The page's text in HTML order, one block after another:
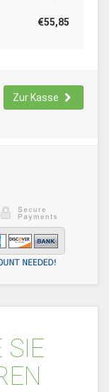
€55,85
Zur Kasse
SIE